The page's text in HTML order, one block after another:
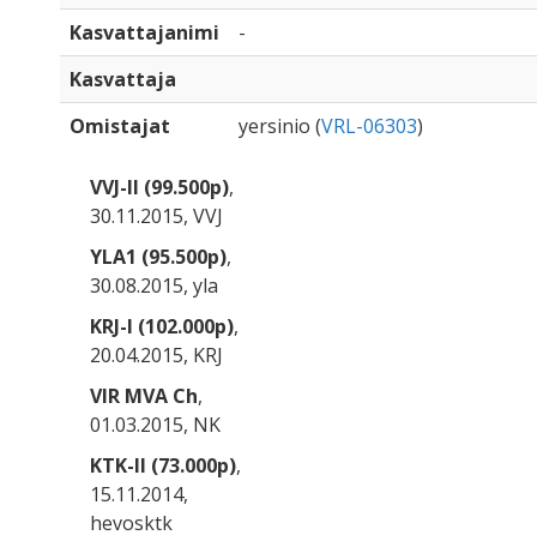
Kasvattajanimi
-
Kasvattaja
Omistajat
yersinio (VRL-06303)
VVJ-II (99.500p),
30.11.2015, VVJ
YLA1 (95.500p),
30.08.2015, yla
KRJ-I (102.000p),
20.04.2015, KRJ
VIR MVA Ch,
01.03.2015, NK
KTK-II (73.000p),
15.11.2014,
hevosktk